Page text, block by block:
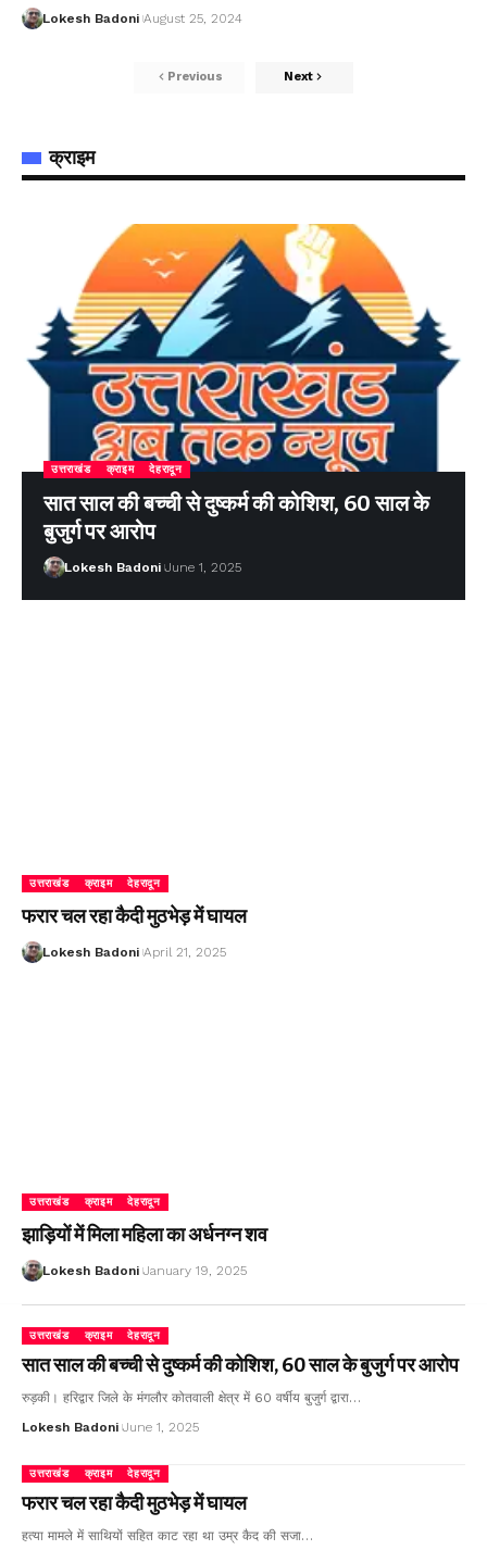
Lokesh Badoni August 25, 2024
Previous Next
क्राइम
उत्तराखंड क्राइम देहरादून
सात साल की बच्ची से दुष्कर्म की कोशिश, 60 साल के
बुजुर्ग पर आरोप
Lokesh Badoni June 1, 2025
उत्तराखंड क्राइम देहरादून
फरार चल रहा कैदी मुठभेड़ में घायल
Lokesh Badoni April 21, 2025
उत्तराखंड क्राइम देहरादून
झाड़ियों में मिला महिला का अर्धनग्न शव
Lokesh Badoni January 19, 2025
उत्तराखंड क्राइम देहरादून
सात साल की बच्ची से दुष्कर्म की कोशिश, 60 साल के बुजुर्ग पर आरोप
रुड़की। हरिद्वार जिले के मंगलौर कोतवाली क्षेत्र में 60 वर्षीय बुजुर्ग द्वारा…
Lokesh Badoni June 1, 2025
उत्तराखंड क्राइम देहरादून
फरार चल रहा कैदी मुठभेड़ में घायल
हत्या मामले में साथियों सहित काट रहा था उम्र कैद की सजा…